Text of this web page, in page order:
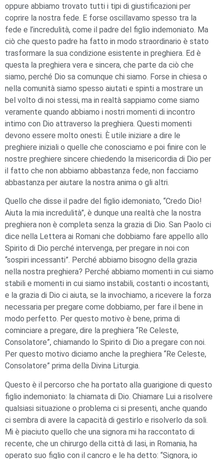
oppure abbiamo trovato tutti i tipi di giustificazioni per
coprire la nostra fede. E forse oscillavamo spesso tra la
fede e l’incredulità, come il padre del figlio indemoniato. Ma
ciò che questo padre ha fatto in modo straordinario è stato
trasformare la sua condizione esistente in preghiera. Ed è
questa la preghiera vera e sincera, che parte da ciò che
siamo, perché Dio sa comunque chi siamo. Forse in chiesa o
nella comunità siamo spesso aiutati e spinti a mostrare un
bel volto di noi stessi, ma in realtà sappiamo come siamo
veramente quando abbiamo i nostri momenti di incontro
intimo con Dio attraverso la preghiera. Questi momenti
devono essere molto onesti. È utile iniziare a dire le
preghiere iniziali o quelle che conosciamo e poi finire con le
nostre preghiere sincere chiedendo la misericordia di Dio per
il fatto che non abbiamo abbastanza fede, non facciamo
abbastanza per aiutare la nostra anima o gli altri.
Quello che disse il padre del figlio idemoniato, “Credo Dio!
Aiuta la mia incredulità”, è dunque una realtà che la nostra
preghiera non è completa senza la grazia di Dio. San Paolo ci
dice nella Lettera ai Romani che dobbiamo fare appello allo
Spirito di Dio perché intervenga, per pregare in noi con
“sospiri incessanti”. Perché abbiamo bisogno della grazia
nella nostra preghiera? Perché abbiamo momenti in cui siamo
stabili e momenti in cui siamo instabili, costanti o incostanti,
e la grazia di Dio ci aiuta, se la invochiamo, a ricevere la forza
necessaria per pregare come dobbiamo, per fare il bene in
modo perfetto. Per questo motivo è bene, prima di
cominciare a pregare, dire la preghiera “Re Celeste,
Consolatore”, chiamando lo Spirito di Dio a pregare con noi.
Per questo motivo diciamo anche la preghiera “Re Celeste,
Consolatore” prima della Divina Liturgia.
Questo è il percorso che ha portato alla guarigione di questo
figlio indemoniato: la chiamata di Dio. Chiamare Lui a risolvere
qualsiasi situazione o problema ci si presenti, anche quando
ci sembra di avere la capacità di gestirlo e risolverlo da soli.
Mi è piaciuto quello che una signora mi ha raccontato di
recente, che un chirurgo della città di Iasi, in Romania, ha
operato suo figlio con il cancro e le ha detto: “Signora, io